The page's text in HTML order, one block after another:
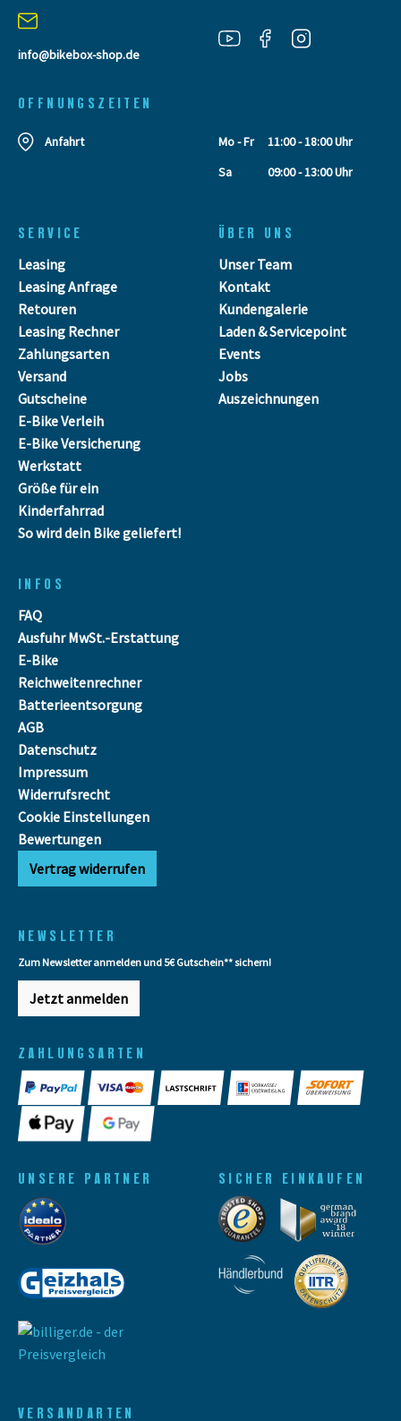
info@bikebox-shop.de
OFFNUNGSZEITEN
Anfahrt Mo - Fr
11:00 - 18:00 Uhr
Sa
09:00 - 13:00 Uhr
SERVICE
Leasing
Leasing Anfrage
Retouren
Leasing Rechner
Zahlungsarten
Versand
Gutscheine
E-Bike Verleih
E-Bike Versicherung
Werkstatt
Größe für ein
Kinderfahrrad
So wird dein Bike geliefert!
ÜBER UNS
Unser Team
Kontakt
Kundengalerie
Laden & Servicepoint
Events
Jobs
Auszeichnungen
INFOS
FAQ
Ausfuhr MwSt.-Erstattung
E-Bike
Reichweitenrechner
Batterieentsorgung
AGB
Datenschutz
Impressum
Widerrufsrecht
Cookie Einstellungen
Bewertungen
Vertrag widerrufen
NEWSLETTER
Zum Newsletter anmelden und 5€ Gutschein** sichern!
Jetzt anmelden
ZAHLUNGSARTEN
VERSANDARTEN
UNSERE PARTNER SICHER EINKAUFEN